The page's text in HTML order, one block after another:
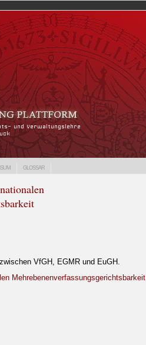
GLOSSAR
VfGH, EGMR und EuGH.
Mehrebenenverfassungsgerichtsbarkeit